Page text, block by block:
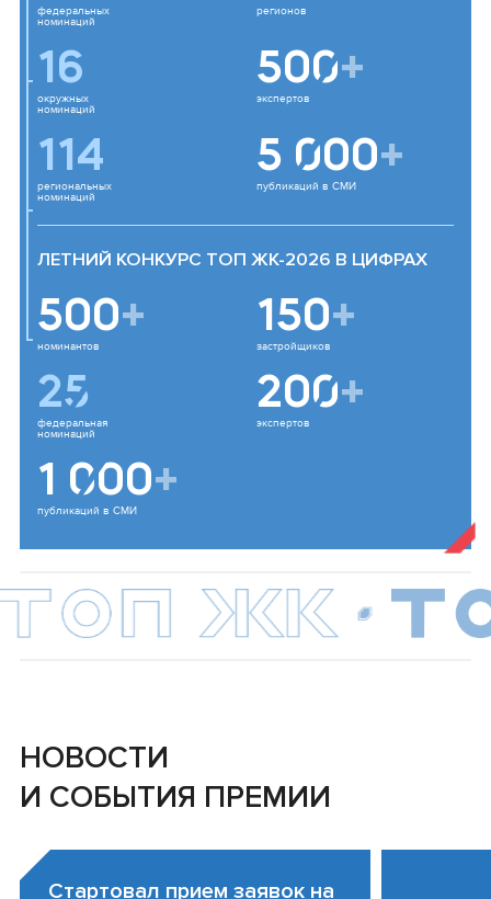
федеральных
номинаций
регионов
16
окружных
номинаций
500+
экспертов
114
региональных
номинаций
5 000+
публикаций в СМИ
ЛЕТНИЙ КОНКУРС ТОП ЖК-2026 В ЦИФРАХ
500+
номинантов
150+
застройщиков
25
федеральная
номинаций
200+
экспертов
1 000+
публикаций в СМИ
НОВОСТИ
И СОБЫТИЯ ПРЕМИИ
Стартовал прием заявок на